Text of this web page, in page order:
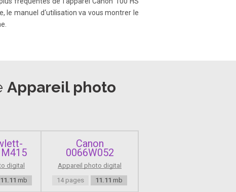
by the camera may interfere with
intensity of the flash burn ing dust
from the flash to prevent heat
le manuel d‘utilisation va vous montrer le
Appareil photo
digital
11.11 mb
Canon
0066W052
Appareil photo digital
14 pages
11.11 mb